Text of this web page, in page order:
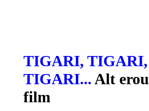
TIGARI, TIGARI,
TIGARI...Alt
film